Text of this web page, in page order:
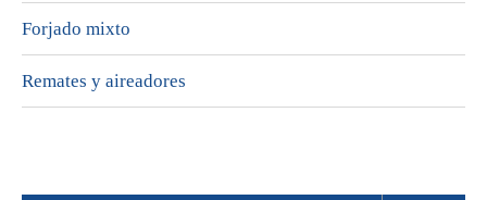
Forjado mixto
Remates y aireadores